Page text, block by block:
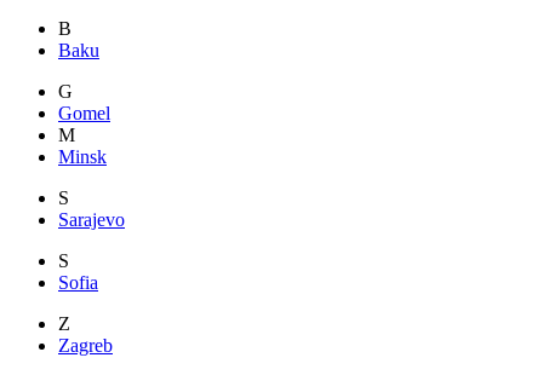
B
Baku
G
Gomel
M
Minsk
S
Sarajevo
S
Sofia
Z
Zagreb